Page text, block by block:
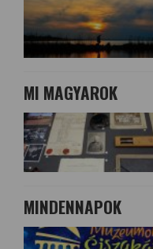
MI MAGYAROK
MINDENNAPOK